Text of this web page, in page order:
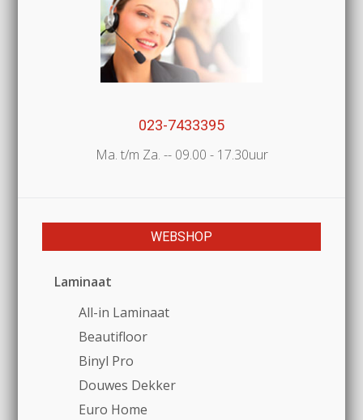
023-7433395
Ma. t/m Za. -- 09.00 - 17.30uur
WEBSHOP
Laminaat
All-in Laminaat
Beautifloor
Binyl Pro
Douwes Dekker
Euro Home